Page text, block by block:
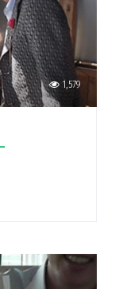
1,579